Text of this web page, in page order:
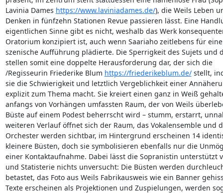
Lavinia Dames https://www.laviniadames.de/), die Weils Leben
Denken in fünfzehn Stationen Revue passieren lässt. Eine
eigentlichen Sinne gibt es nicht, weshalb das Werk
Oratorium konzipiert ist, auch wenn Saariaho zeitlebens für
szenische Aufführung plädierte. Die Sperrigkeit des Sujets und
stellen somit eine doppelte Herausforderung dar, der sich die
/Regisseurin Friederike Blum https://friederikeblum.de/ stellt,
sie die Schwierigkeit und letztlich Vergeblichkeit einer
explizit zum Thema macht. Sie kreiert einen ganz in Weiß
anfangs von Vorhängen umfassten Raum, der von Weils
Büste auf einem Podest beherrscht wird – stumm, erstarrt,
weiteren Verlauf öffnet sich der Raum, das Vokalensemble und
Orchester werden sichtbar, im Hintergrund erscheinen 14
kleinere Büsten, doch sie symbolisieren ebenfalls nur die
einer Kontaktaufnahme. Dabei lässt die Sopranistin unterstützt
und Statisterie nichts unversucht: Die Büsten werden
betastet, das Foto aus Weils Fabrikausweis wie ein Banner
Texte erscheinen als Projektionen und Zuspielungen, werden